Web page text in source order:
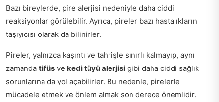
Bazı bireylerde, pire alerjisi nedeniyle daha ciddi
reaksiyonlar görülebilir. Ayrıca, pireler bazı hastalıkların
taşıyıcısı olarak da bilinirler.
Pireler, yalnızca kaşıntı ve tahrişle sınırlı kalmayıp, aynı
zamanda tifüs ve kedi tüyü alerjisi gibi daha ciddi sağlık
sorunlarına da yol açabilirler. Bu nedenle, pirelerle
mücadele etmek ve önlem almak son derece önemlidir.